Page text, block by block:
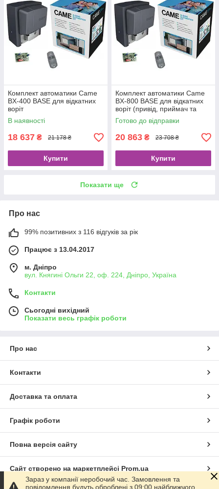
Комплект автоматики Came
BX-400 BASE для відкатних
воріт
В наявності
18 637 ₴ 21 178 ₴
Купити
Комплект автоматики Came
BX-800 BASE для відкатних
воріт (привід, приймач та
пульт)
Готово до відправки
20 863 ₴ 23 708 ₴
Купити
Показати ще
Про нас
99% позитивних з 116 відгуків за рік
Працює з 13.04.2017
м. Дніпро
вул. Княгині Ольги 22, оф. 224, Дніпро, Україна
Контакти
Сьогодні вихідний
Показати весь графік роботи
Про нас
Контакти
Доставка та оплата
Графік роботи
Повна версія сайту
Сайт створено на маркетплейсі Prom.ua
Зараз у компанії неробочий час. Замовлення та
повідомлення будуть оброблені з 09:00 найближчого